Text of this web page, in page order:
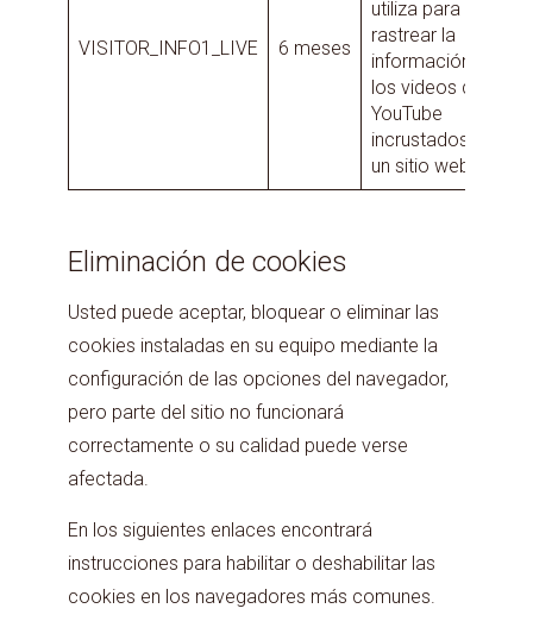
VISITOR_INFO1_LIVE 6 meses
utiliza para
rastrear la
información de
los videos de
YouTube
incrustados en
un sitio web.
Eliminación de cookies
Usted puede aceptar, bloquear o eliminar las
cookies instaladas en su equipo mediante la
configuración de las opciones del navegador,
pero parte del sitio no funcionará
correctamente o su calidad puede verse
afectada.
En los siguientes enlaces encontrará
instrucciones para habilitar o deshabilitar las
cookies en los navegadores más comunes.